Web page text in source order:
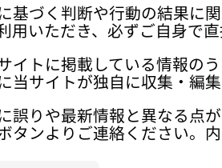
基づく判断や行動の結果に
用いただき、必ずご自身で
イトに掲載している情報の
当サイトが独自に収集・編
誤りや最新情報と異なる点
タンよりご連絡ください。